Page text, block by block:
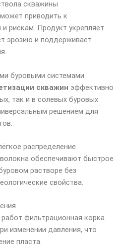
скважины
приводить к
рискам. Продукт укрепляет
эрозию и поддерживает
буровыми системами
скважин эффективно
так и в солевых буровых
решением для
распределение
обеспечивают быстрое
растворе без
свойства.
фильтрационная корка
изменении давления, что
пласта.